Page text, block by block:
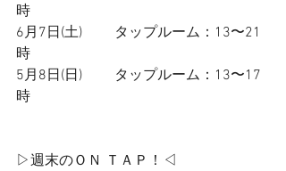
時
6月7日(土)         タップルーム：13〜21
時
5月8日(日)         タップルーム：13〜17
時
▷週末のＯＮ ＴＡＰ！◁